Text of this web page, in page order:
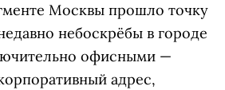
Москвы прошло точку
небоскрёбы в городе
офисными —
адрес,